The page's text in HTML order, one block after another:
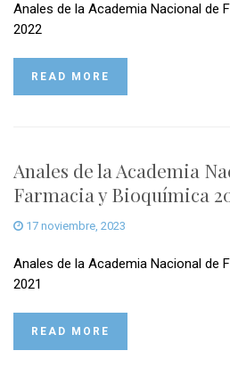
Anales de la Academia Nacional de
2022
READ MORE
Anales de la Academia
Farmacia y Bioquímica
17 noviembre, 2023
Anales de la Academia Nacional de
2021
READ MORE